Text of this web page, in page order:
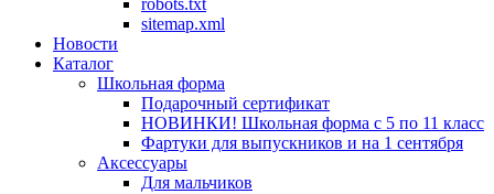
robots.txt
sitemap.xml
Новости
Каталог
Школьная форма
Подарочный сертификат
НОВИНКИ! Школьная форма с 5 по 11 класс
Фартуки для выпускников и на 1 сентября
Аксессуары
Для мальчиков